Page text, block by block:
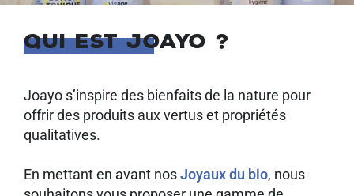
QUI EST JOAYO ?
Joayo s’inspire des bienfaits de la nature pour
offrir des produits aux vertus et propriétés
qualitatives.
En mettant en avant nosJoyaux du bio, nous